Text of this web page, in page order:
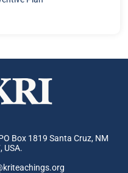
Box 1819 Santa Cruz, NM
USA.